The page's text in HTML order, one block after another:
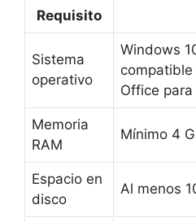
Requisito
Sistema
operativo
Windows
Office para
Memoria
RAM
Mínimo 4
Espacio en
disco
Al menos